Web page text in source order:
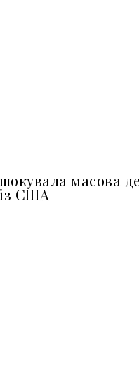
масова
США